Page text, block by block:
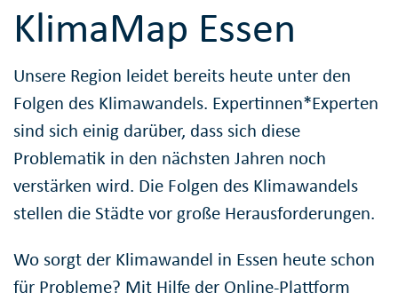
KlimaMap Essen
Unsere Region leidet bereits heute unter den
Folgen des Klimawandels. Expertinnen*Experten
sind sich einig darüber, dass sich diese
Problematik in den nächsten Jahren noch
verstärken wird. Die Folgen des Klimawandels
stellen die Städte vor große Herausforderungen.
Wo sorgt der Klimawandel in Essen heute schon
für Probleme? Mit Hilfe der Online-Plattform